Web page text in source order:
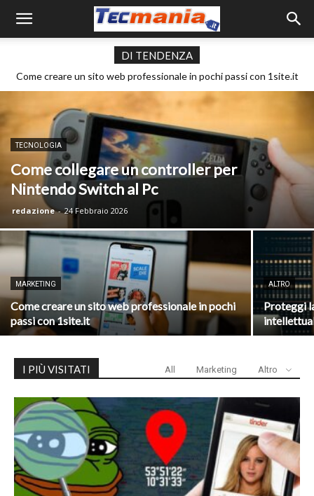
DI TENDENZA
Come creare un sito web professionale in pochi passi con 1site.it
Proteggi la tua creatività: i diritti di proprietà intellettuale nel
TECNOLOGIA
Come collegare un controller per
Nintendo Switch al Pc
redazione - 24 Febbraio 2026
MARKETING
Come creare un sito web professionale in pochi
passi con 1site.it
ALTRO
Proteggi
I PIÙ VISITATI All Marketing Altro